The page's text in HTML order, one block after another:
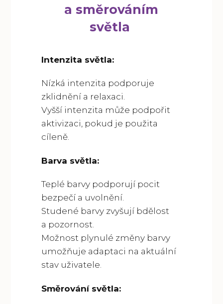
a směrováním
světla
Intenzita světla:
Nízká intenzita podporuje
zklidnění a relaxaci.
Vyšší intenzita může podpořit
aktivizaci, pokud je použita
cíleně.
Barva světla:
Teplé barvy podporují pocit
bezpečí a uvolnění.
Studené barvy zvyšují bdělost
a pozornost.
Možnost plynulé změny barvy
umožňuje adaptaci na aktuální
stav uživatele.
Směrování světla: